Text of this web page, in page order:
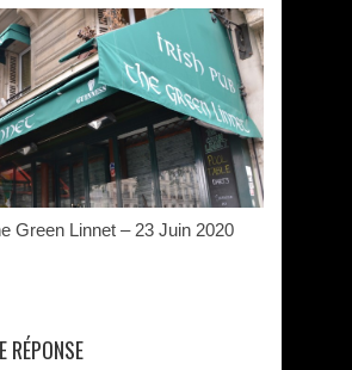
Green Linnet – 23 Juin 2020
RÉPONSE